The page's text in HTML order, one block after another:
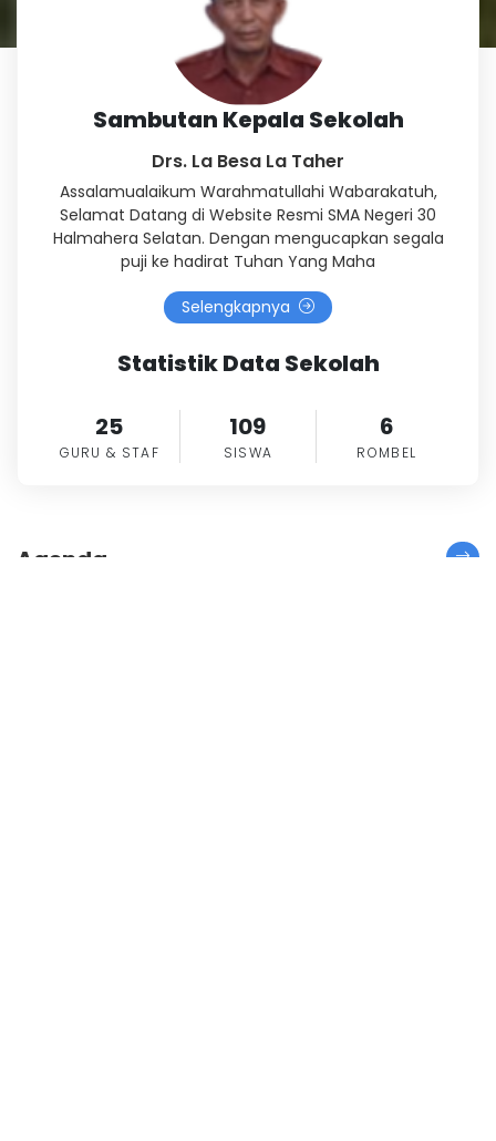
Sambutan Kepala Sekolah
Drs. La Besa La Taher
Assalamualaikum Warahmatullahi Wabarakatuh,
Selamat Datang di Website Resmi SMA Negeri 30
Halmahera Selatan. Dengan mengucapkan segala
puji ke hadirat Tuhan Yang Maha
Selengkapnya
Statistik Data Sekolah
25
GURU & STAF
109
SISWA
6
ROMBEL
Agenda